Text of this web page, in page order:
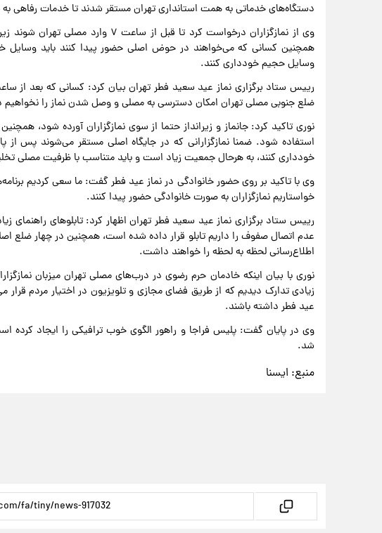
دستگاه‌های خدماتی به همت استانداری تهران مستقر شدند تا خدمات رفاهی به
وی از نمازگزاران درخواست کرد تا قبل
همچنین کسانی که می‌خواهند در حوض اصلی حضور پیدا کنند باید وسایل خود
وسایل حجیم خودداری کنند.
ضلع جنوبی مصلی تهران امکان دسترسی به مصلی و وصل شدن نماز را نخواهیم
نوری تاکید کرد: جانماز و زیرانداز حتما از سوی نمازگزاران آورده شود،
استفاده شود. ضمنا نمازگزارانی که در جایگاه اصلی مستقر می‌شوند پس از
خودداری کنند، به هرحال جمعیت زیاد است و باید متناسب با ظرفیت مصلی
وی با تاکید بر روی حضور خانوادگی در نماز عید فطر گفت: ما سعی کردیم
خواستاریم نمازگزاران به صورت خانوادگی حضور پیدا کنند.
رییس ستاد برگزاری نماز عید سعید فطر تهران اظهار کرد: تابلوهای
عدم اتصال صفوف را داریم تابلو قرار داده شده است، همچنین در چهار
اطلاع‌رسانی لحظه به لحظه را خواهند داشت.
نوری با بیان اینکه خادمان حرم رضوی در درب‌های مصلی تهران میزبان
زیادی تدارک دیدیم که از طریق فضای مجازی و تلویزیون در اختیار مردم قرار
عید فطر داشته باشند.
وی در پایان گفت: پلیس فراجا و راهور الگوی خوب ترافیکی‌ را ایجاد کرده
شد.
منبع: ایسنا